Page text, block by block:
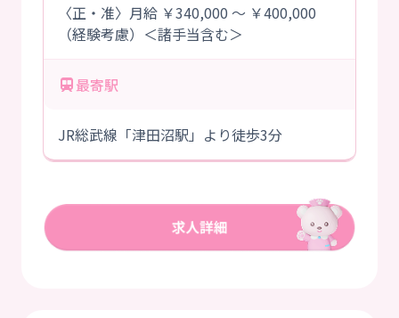
〈正・准〉月給 ￥340,000 ～ ￥400,000
（経験考慮）＜諸手当含む＞
最寄駅
JR総武線「津田沼駅」より徒歩3分